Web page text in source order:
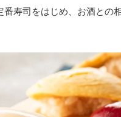
寿司をはじめ、お酒との